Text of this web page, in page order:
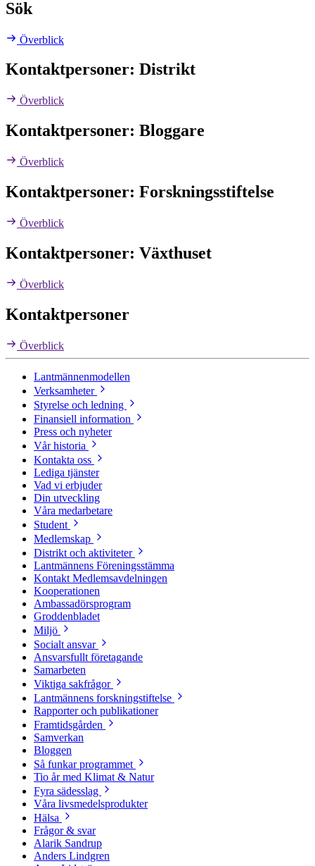
Sök
Överblick
Kontaktpersoner: Distrikt
Överblick
Kontaktpersoner: Bloggare
Överblick
Kontaktpersoner: Forskningsstiftelse
Överblick
Kontaktpersoner: Växthuset
Överblick
Kontaktpersoner
Överblick
Lantmännenmodellen
Verksamheter
Styrelse och ledning
Finansiell information
Press och nyheter
Vår historia
Kontakta oss
Lediga tjänster
Vad vi erbjuder
Din utveckling
Våra medarbetare
Student
Medlemskap
Distrikt och aktiviteter
Lantmännens Föreningsstämma
Kontakt Medlemsavdelningen
Kooperationen
Ambassadörsprogram
Groddenbladet
Miljö
Socialt ansvar
Ansvarsfullt företagande
Samarbeten
Viktiga sakfrågor
Lantmännens forskningstiftelse
Rapporter och publikationer
Framtidsgården
Samverkan
Bloggen
Så funkar programmet
Tio år med Klimat & Natur
Fyra sädesslag
Våra livsmedelsprodukter
Hälsa
Frågor & svar
Alarik Sandrup
Anders Lindgren